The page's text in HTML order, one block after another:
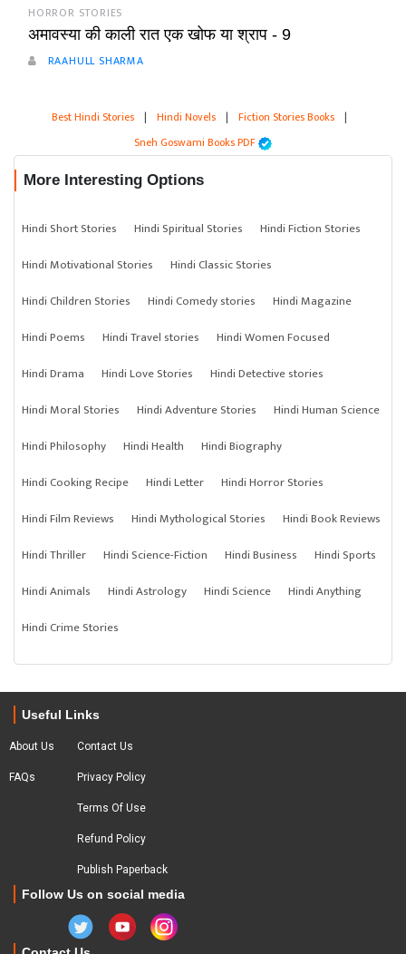
HORROR STORIES
अमावस्या की काली रात एक खोफ या श्राप - 9
RAAHULL SHARMA
Best Hindi Stories | Hindi Novels | Fiction Stories Books |
Sneh Goswami Books PDF
More Interesting Options
Hindi Short Stories Hindi Spiritual Stories
Hindi Fiction Stories
Hindi Motivational Stories
Hindi Classic Stories
Hindi Children Stories
Hindi Comedy stories
Hindi Magazine
Hindi Poems
Hindi Travel stories
Hindi Women Focused
Hindi Drama
Hindi Love Stories
Hindi Detective stories
Hindi Moral Stories
Hindi Adventure Stories
Hindi Human Science
Hindi Philosophy
Hindi Health
Hindi Biography
Hindi Cooking Recipe
Hindi Letter
Hindi Horror Stories
Hindi Film Reviews
Hindi Mythological Stories
Hindi Book Reviews
Hindi Thriller
Hindi Science-Fiction Hindi Business
Hindi Sports
Hindi Animals
Hindi Astrology Hindi Science
Hindi Anything
Hindi Crime Stories
Useful Links
About Us
FAQs
Contact Us
Privacy Policy
Terms Of Use
Refund Policy
Publish Paperback
Follow Us on social media